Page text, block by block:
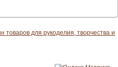
товаров для рукоделия, творчества и